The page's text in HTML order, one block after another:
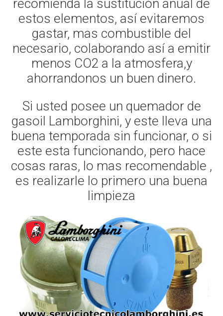
recomienda la sustitución anual de
estos elementos, así evitaremos
gastar, mas combustible del
necesario, colaborando así a emitir
menos CO2 a la atmosfera,y
ahorrandonos un buen dinero.
Si usted posee un quemador de
gasoil Lamborghini, y este lleva una
buena temporada sin funcionar, o si
este esta funcionando, pero hace
cosas raras, lo mas recomendable ,
es realizarle lo primero una buena
limpieza